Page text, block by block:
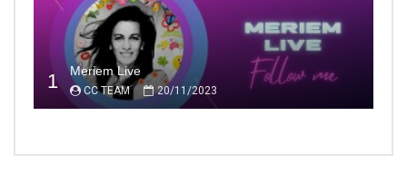
1 Meriem Live
CC TEAM 20/11/2023